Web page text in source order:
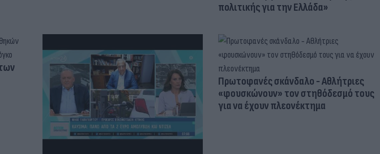
πολιτικής για την Ελλάδα»
Πρωτοφανές σκάνδαλο - Aθλήτριες
«φουσκώνουν» τον στηθόδεσμό τους
για να έχουν πλεονέκτημα